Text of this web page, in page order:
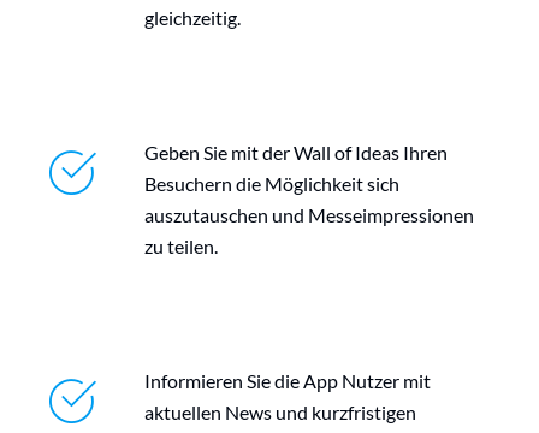
gleichzeitig.
Geben Sie mit der Wall of Ideas Ihren
Besuchern die Möglichkeit sich
auszutauschen und Messeimpressionen
zu teilen.
Informieren Sie die App Nutzer mit
aktuellen News und kurzfristigen